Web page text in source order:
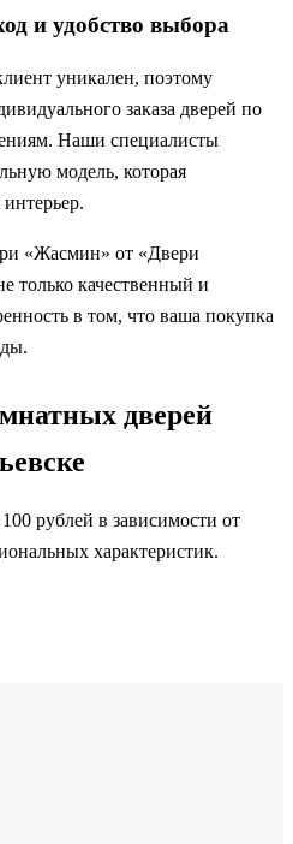
и удобство выбора
уникален, поэтому
заказа дверей по
Наши специалисты
модель, которая
«Жасмин» от «Двери
только качественный и
в том, что ваша покупка
дверей
рублей в зависимости от
характеристик.